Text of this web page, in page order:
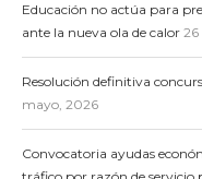
Educación no actúa para
ante la nueva ola de calor 26
Resolución definitiva
mayo, 2026
Convocatoria ayudas